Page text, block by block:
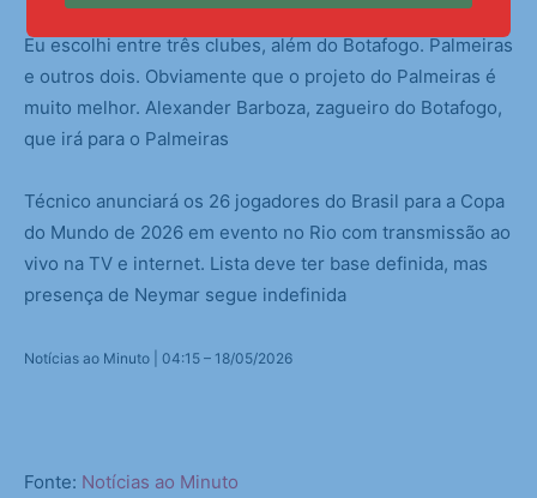
Eu escolhi entre três clubes, além do Botafogo. Palmeiras
e outros dois. Obviamente que o projeto do Palmeiras é
muito melhor. Alexander Barboza, zagueiro do Botafogo,
que irá para o Palmeiras
Técnico anunciará os 26 jogadores do Brasil para a Copa
do Mundo de 2026 em evento no Rio com transmissão ao
vivo na TV e internet. Lista deve ter base definida, mas
presença de Neymar segue indefinida
Notícias ao Minuto | 04:15 – 18/05/2026
Fonte: Notícias ao Minuto